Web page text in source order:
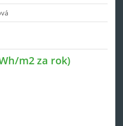
m2 za rok)